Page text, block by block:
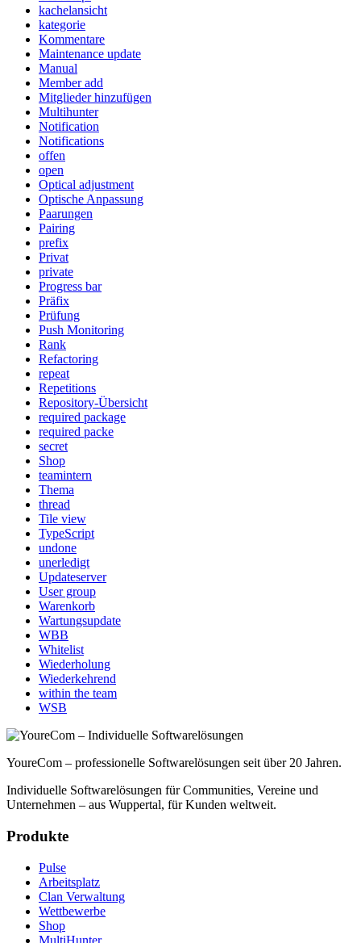
kachelansicht
kategorie
Kommentare
Maintenance update
Manual
Member add
Mitglieder hinzufügen
Multihunter
Notification
Notifications
offen
open
Optical adjustment
Optische Anpassung
Paarungen
Pairing
prefix
Privat
private
Progress bar
Präfix
Prüfung
Push Monitoring
Rank
Refactoring
repeat
Repetitions
Repository-Übersicht
required package
required packe
secret
Shop
teamintern
Thema
thread
Tile view
TypeScript
undone
unerledigt
Updateserver
User group
Warenkorb
Wartungsupdate
WBB
Whitelist
Wiederholung
Wiederkehrend
within the team
WSB
YoureCom – professionelle Softwarelösungen seit über 20 Jahren.
Individuelle Softwarelösungen für Communities, Vereine und
Unternehmen – aus Wuppertal, für Kunden weltweit.
Produkte
Pulse
Arbeitsplatz
Clan Verwaltung
Wettbewerbe
Shop
MultiHunter